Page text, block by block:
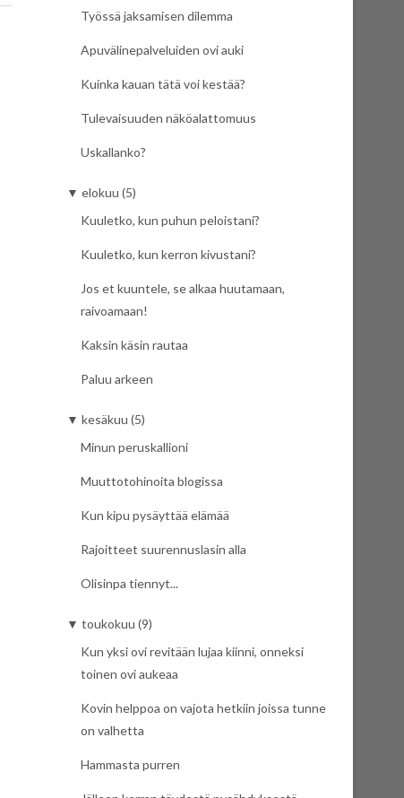
Työssä jaksamisen dilemma
Apuvälinepalveluiden ovi auki
Kuinka kauan tätä voi kestää?
Tulevaisuuden näköalattomuus
Uskallanko?
▼ elokuu (5)
Kuuletko, kun puhun peloistani?
Kuuletko, kun kerron kivustani?
Jos et kuuntele, se alkaa huutamaan,
raivoamaan!
Kaksin käsin rautaa
Paluu arkeen
▼ kesäkuu (5)
Minun peruskallioni
Muuttotohinoita blogissa
Kun kipu pysäyttää elämää
Rajoitteet suurennuslasin alla
Olisinpa tiennyt...
▼ toukokuu (9)
Kun yksi ovi revitään lujaa kiinni, onneksi
toinen ovi aukeaa
Kovin helppoa on vajota hetkiin joissa tunne
on valhetta
Hammasta purren